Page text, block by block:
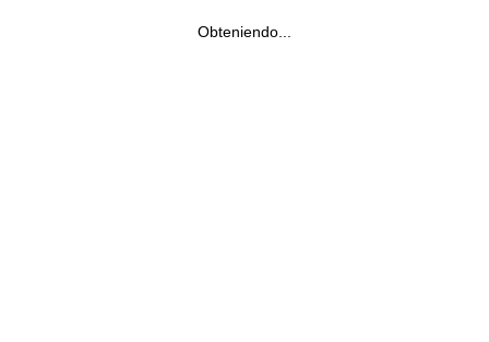
Obteniendo...